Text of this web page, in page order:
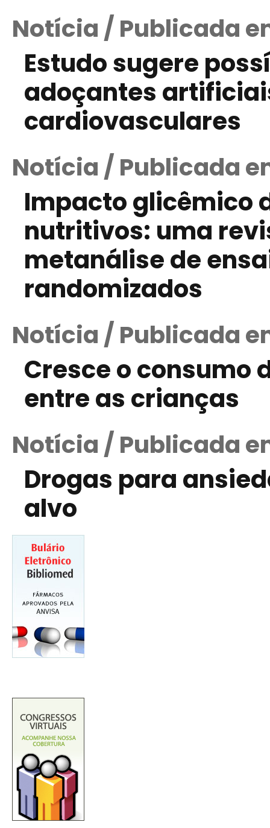
Notícia / Publicada
Estudo sugere
adoçantes
cardiovasculares
Notícia / Publicada
Impacto glicêmico
nutritivos: uma
metanálise de
randomizados
Notícia / Publicada
Cresce o consumo
entre as crianças
Notícia / Publicada
Drogas para
alvo